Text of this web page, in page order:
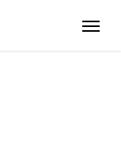
Menu